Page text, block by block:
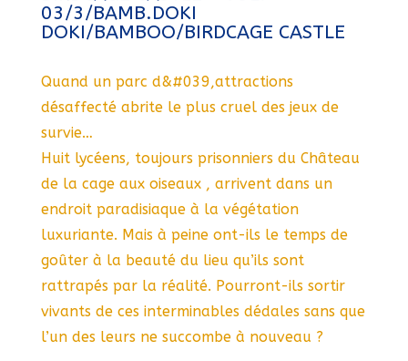
03/3/BAMB.DOKI
DOKI/BAMBOO/BIRDCAGE CASTLE
Quand un parc d&#039,attractions
désaffecté abrite le plus cruel des jeux de
survie…
Huit lycéens, toujours prisonniers du Château
de la cage aux oiseaux , arrivent dans un
endroit paradisiaque à la végétation
luxuriante. Mais à peine ont-ils le temps de
goûter à la beauté du lieu qu’ils sont
rattrapés par la réalité. Pourront-ils sortir
vivants de ces interminables dédales sans que
l’un des leurs ne succombe à nouveau ?